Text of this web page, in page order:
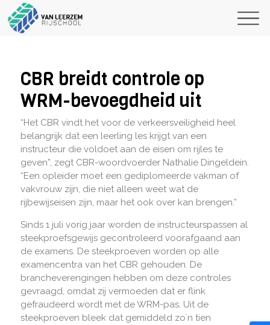
CBR breidt controle op
WRM-bevoegdheid uit
“Het CBR vindt het voor de verkeersveiligheid heel
belangrijk dat een leerling les krijgt van een
instructeur die voldoet aan de eisen om rijles te
geven”, zegt CBR-woordvoerder Nathalie Dingeldein.
“Een opleider moet een gediplomeerde vakman of
vakvrouw zijn, die niet alleen weet wat de
rijbewijseisen zijn, maar het ook over kan brengen.”
Sinds 1 juli vorig jaar worden de instructeurspassen al
steekproefsgewijs gecontroleerd voorafgaand aan
de examens. De steekproeven worden op alle
examencentra van het CBR gehouden. De
brancheverengingen hebben om deze controles
gevraagd, omdat zij vermoeden dat er flink
gefraudeerd wordt met de WRM-pas. Uit de
steekproeven bleek dat gemiddeld zo´n tien